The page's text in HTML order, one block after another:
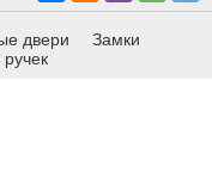
двери
Замки